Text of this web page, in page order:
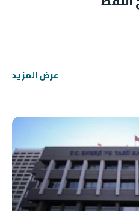
عرض المزيد